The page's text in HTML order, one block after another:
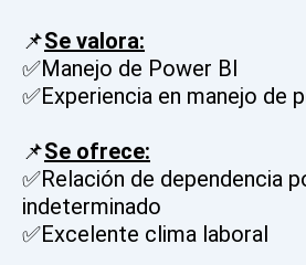
📌Se valora:
✅Manejo de Power BI
✅Experiencia en manejo de
📌Se ofrece:
✅Relación de dependencia
indeterminado
✅Excelente clima laboral